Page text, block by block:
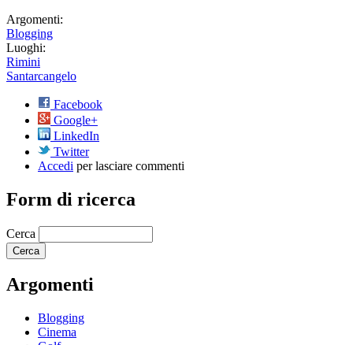
Argomenti:
Blogging
Luoghi:
Rimini
Santarcangelo
Facebook
Google+
LinkedIn
Twitter
Accedi per lasciare commenti
Form di ricerca
Cerca
Argomenti
Blogging
Cinema